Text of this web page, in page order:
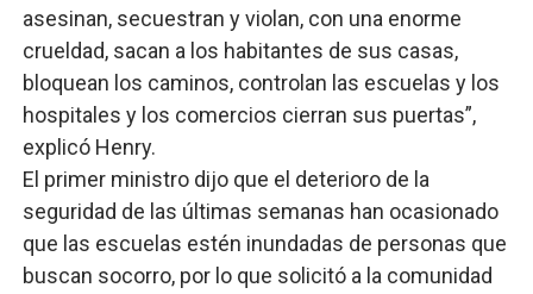
asesinan, secuestran y violan, con una enorme
crueldad, sacan a los habitantes de sus casas,
bloquean los caminos, controlan las escuelas y los
hospitales y los comercios cierran sus puertas”,
explicó Henry.
El primer ministro dijo que el deterioro de la
seguridad de las últimas semanas han ocasionado
que las escuelas estén inundadas de personas que
buscan socorro, por lo que solicitó a la comunidad